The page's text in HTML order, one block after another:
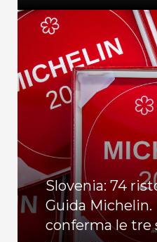
Slovenia: 74
Guida Michelin.
conferma le tre